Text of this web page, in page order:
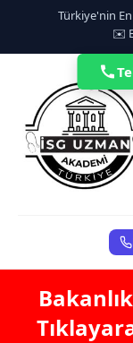
Türkiye'nin
✉️